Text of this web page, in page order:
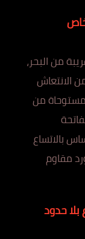
من البحر،
الانتعاش
من
بالاتساع
مقاوم
حدود